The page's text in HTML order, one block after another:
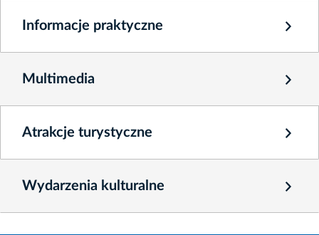
Informacje praktyczne
Multimedia
Atrakcje turystyczne
Wydarzenia kulturalne